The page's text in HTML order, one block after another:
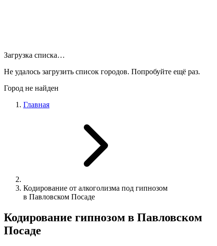
Загрузка списка…
Не удалось загрузить список городов. Попробуйте ещё раз.
Город не найден
Главная
Кодирование от алкоголизма под гипнозом
в Павловском Посаде
Кодирование гипнозом в Павловском
Посаде